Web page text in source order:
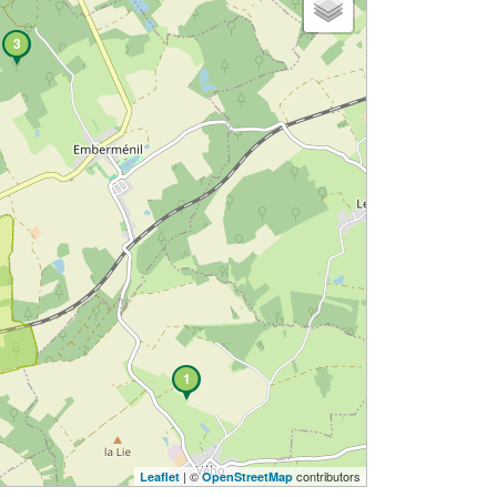
3
1
Leaflet | ©OpenStreetMap contributors